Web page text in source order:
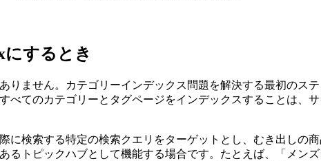
するとき
ません。カテゴリーインデックス問題を解決する最初のス
べてのカテゴリーとタグページをインデックスすることは、
に検索する特定の検索クエリをターゲットとし、むき出しの
トピックハブとして機能する場合です。たとえば、「メン